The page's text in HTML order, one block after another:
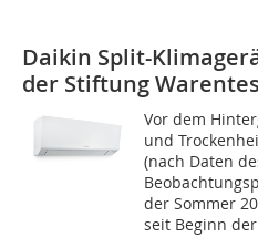
Daikin Split-
der Stiftung
Vor dem
und
(nach Daten
der Sommer
seit Beginn